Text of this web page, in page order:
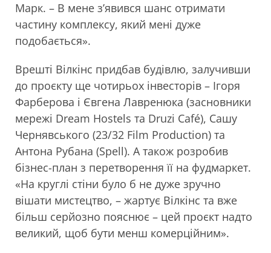
Марк. – В мене з’явився шанс отримати
частину комплексу, який мені дуже
подобається».
Врешті Вілкінс придбав будівлю, залучивши
до проєкту ще чотирьох інвесторів – Ігоря
Фарберова і Євгена Лавренюка (засновники
мережі Dream Hostels та Druzi Café), Сашу
Чернявського (23/32 Film Production) та
Антона Рубана (Spell). А також розробив
бізнес-план з перетворення її на фудмаркет.
«На круглі стіни було б не дуже зручно
вішати мистецтво, – жартує Вілкінс та вже
більш серйозно пояснює – цей проєкт надто
великий, щоб бути менш комерційним».